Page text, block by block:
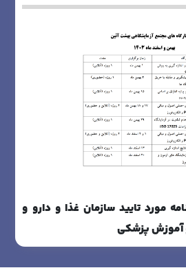
مورد تایید سازمان غذا و دارو و
آموزش پزشکی